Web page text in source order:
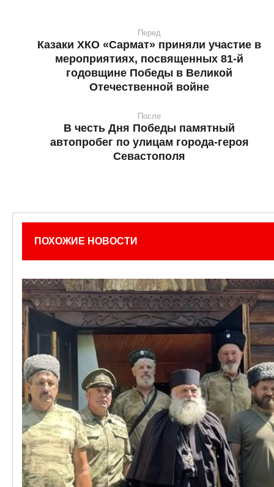
Перед
Казаки ХКО «Сармат» приняли участие в
мероприятиях, посвященных 81-й
годовщине Победы в Великой
Отечественной войне
После
В честь Дня Победы памятный
автопробег по улицам города-героя
Севастополя
ПОХОЖИЕ НОВОСТИ